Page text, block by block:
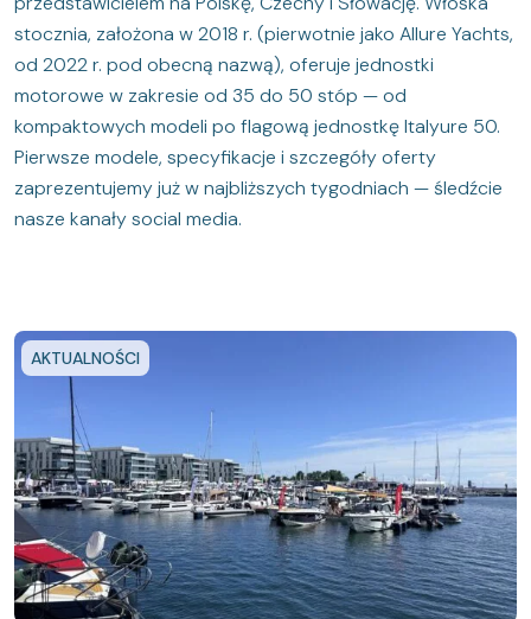
stocznia, założona w 2018 r. (pierwotnie jako Allure Yachts,
od 2022 r. pod obecną nazwą), oferuje jednostki
motorowe w zakresie od 35 do 50 stóp — od
kompaktowych modeli po flagową jednostkę Italyure 50.
Pierwsze modele, specyfikacje i szczegóły oferty
zaprezentujemy już w najbliższych tygodniach — śledźcie
nasze kanały social media.
AKTUALNOŚCI